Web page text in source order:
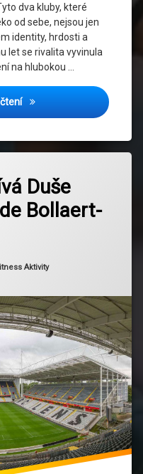
dva kluby, které
od sebe, nejsou jen
identity, hrdosti a
let se rivalita vyvinula
na hlubokou …
Celta a Deportivo: Příběh
Duše
Bollaert-
Aktivity